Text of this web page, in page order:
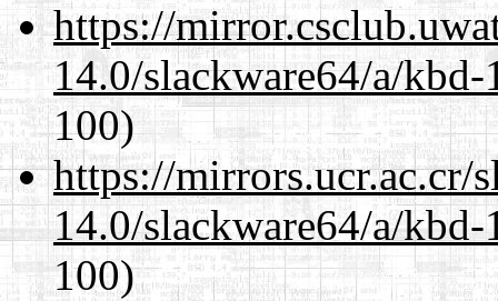
https://
14.0/slackware64/a/
100)
https://mirrors.ucr.ac.cr/
14.0/slackware64/a/
100)